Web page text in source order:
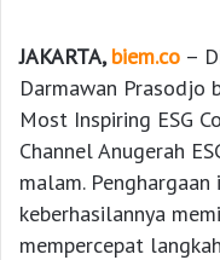
JAKARTA,biem.co –
Darmawan Prasodjo
Most Inspiring ESG
Channel Anugerah
malam.
keberhasilannya
mempercepat